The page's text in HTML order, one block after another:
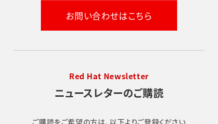
お問い合わせはこちら
Red Hat Newsletter
ニュースレターのご購読